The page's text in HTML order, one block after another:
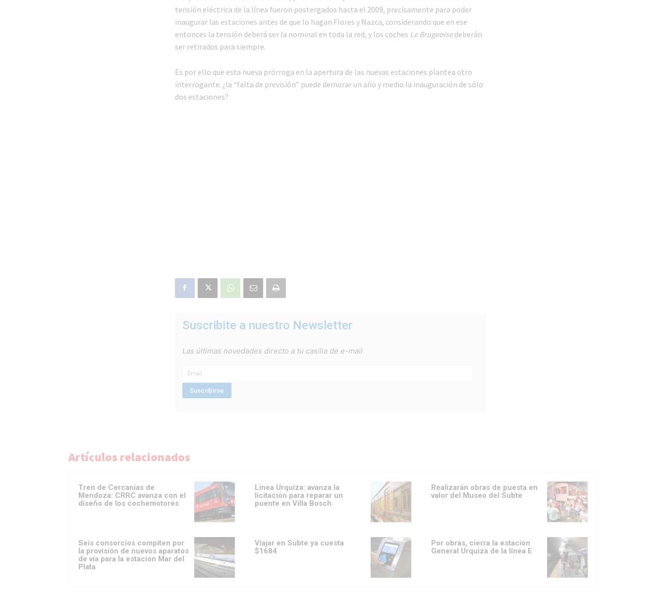
tensión eléctrica de la línea fueron postergados hasta el 2009, precisamente para poder
inaugurar las estaciones antes de que lo hagan Flores y Nazca, considerando que en ese
entonces la tensión deberá ser la nominal en toda la red, y los coches Le Brugeoisedeberán
ser retirados para siempre.
Es por ello que esta nueva prórroga en la apertura de las nuevas estaciones plantea otro
interrogante: ¿la “falta de previsión” puede demorar un año y medio la inauguración de sólo
dos estaciones?
Suscribite a nuestro Newsletter
Las últimas novedades directo a tu casilla de e-mail
Artículos relacionados
Tren de Cercanías de
Mendoza: CRRC avanza con el
diseño de los cochemotores
Línea Urquiza: avanza la
licitación para reparar un
puente en Villa Bosch
Realizarán obras de puesta en
valor del Museo del Subte
Seis consorcios compiten por
la provisión de nuevos aparatos
de vía para la estación Mar del
Plata
Viajar en Subte ya cuesta
$1684
Por obras, cierra la estación
General Urquiza de la línea E